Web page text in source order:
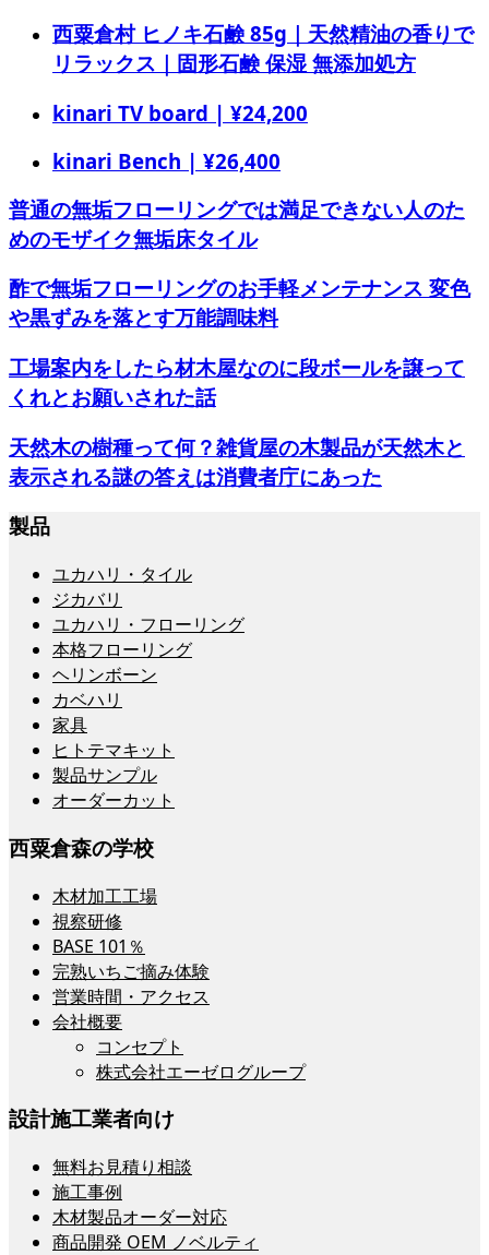
西粟倉村 ヒノキ石鹸 85g｜天然精油の香りで
リラックス｜固形石鹸 保湿 無添加処方
kinari TV board | ¥24,200
kinari Bench | ¥26,400
普通の無垢フローリングでは満足できない人のた
めのモザイク無垢床タイル
酢で無垢フローリングのお手軽メンテナンス 変色
や黒ずみを落とす万能調味料
工場案内をしたら材木屋なのに段ボールを譲って
くれとお願いされた話
天然木の樹種って何？雑貨屋の木製品が天然木と
表示される謎の答えは消費者庁にあった
製品
ユカハリ・タイル
ジカバリ
ユカハリ・フローリング
本格フローリング
ヘリンボーン
カベハリ
家具
ヒトテマキット
製品サンプル
オーダーカット
西粟倉森の学校
木材加工工場
視察研修
BASE 101％
完熟いちご摘み体験
営業時間・アクセス
会社概要
コンセプト
株式会社エーゼログループ
設計施工業者向け
無料お見積り相談
施工事例
木材製品オーダー対応
商品開発 OEM ノベルティ